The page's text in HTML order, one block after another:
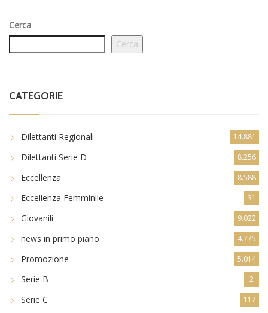
Cerca
Cerca
CATEGORIE
Dilettanti Regionali 14.881
Dilettanti Serie D 8.256
Eccellenza 8.588
Eccellenza Femminile 31
Giovanili 9.022
news in primo piano 4.775
Promozione 5.014
Serie B 2
Serie C 117